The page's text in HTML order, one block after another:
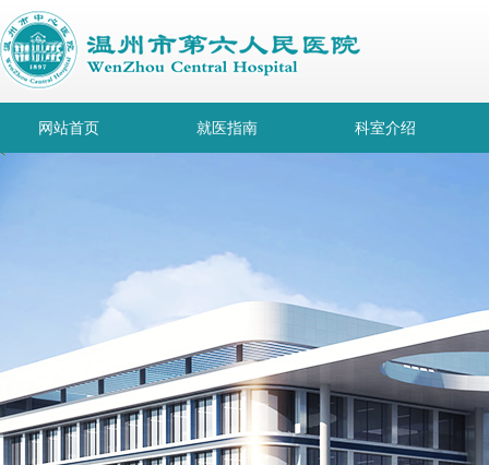
网站首页 就医指南 科室介绍